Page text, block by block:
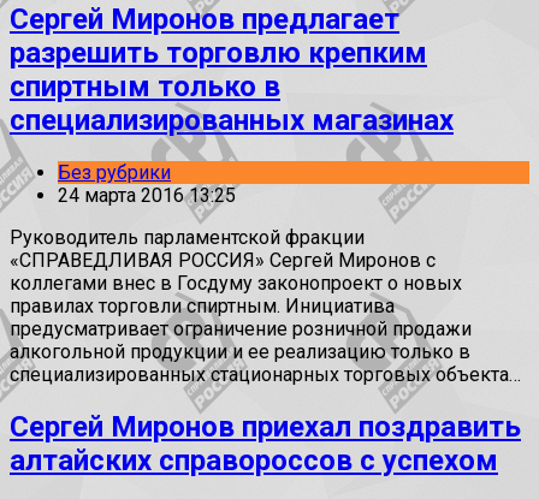
Сергей Миронов предлагает
разрешить торговлю крепким
спиртным только в
специализированных магазинах
Без рубрики
24 марта 2016 13:25
Руководитель парламентской фракции
«СПРАВЕДЛИВАЯ РОССИЯ» Сергей Миронов с
коллегами внес в Госдуму законопроект о новых
правилах торговли спиртным. Инициатива
предусматривает ограничение розничной продажи
алкогольной продукции и ее реализацию только в
специализированных стационарных торговых объекта…
Сергей Миронов приехал поздравить
алтайских справороссов с успехом